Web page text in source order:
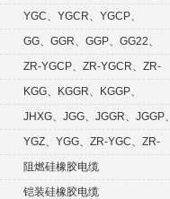
YGC、YGCR、YGCP、
YGCRP
GG、GGR、GGP、GG22、
GGRP
ZR-YGCP、ZR-YGCR、ZR-
YGCRP
KGG、KGGR、KGGP、
KGGRP
JHXG、JGG、JGGR、JGGP、
JGGFYGZ、YGG、ZR-YGC、ZR-
KGG阻燃硅橡胶电缆
铠装硅橡胶电缆